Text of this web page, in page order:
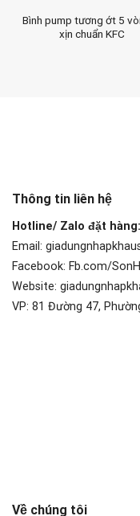
Bình pump tương ớt 5
xịn chuẩn KFC
Thông tin liên hệ
Hotline/ Zalo đặt
Email:
Facebook: Fb.com/
Website:
VP: 81 Đường 47,
Về chúng tôi